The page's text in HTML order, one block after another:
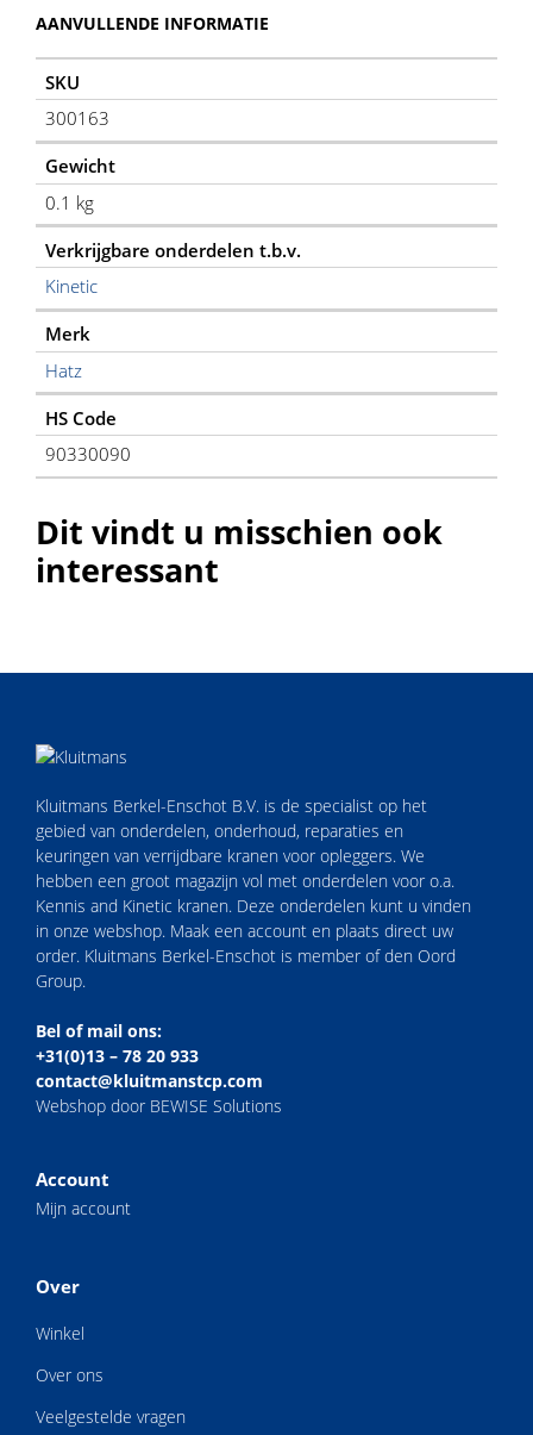
AANVULLENDE INFORMATIE
SKU
300163
Gewicht
0.1 kg
Verkrijgbare onderdelen t.b.v.
Kinetic
Merk
Hatz
HS Code
90330090
Dit vindt u misschien ook
interessant
Kluitmans Berkel-Enschot B.V. is de specialist op het
gebied van onderdelen, onderhoud, reparaties en
keuringen van verrijdbare kranen voor opleggers. We
hebben een groot magazijn vol met onderdelen voor o.a.
Kennis and Kinetic kranen. Deze onderdelen kunt u vinden
in onze webshop. Maak een account en plaats direct uw
order. Kluitmans Berkel-Enschot is member of den Oord
Group.
Bel of mail ons:
+31(0)13 – 78 20 933
contact@kluitmanstcp.com
Webshop door BEWISE Solutions
Account
Mijn account
Over
Winkel
Over ons
Veelgestelde vragen